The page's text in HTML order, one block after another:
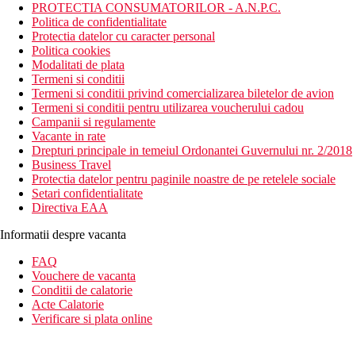
PROTECTIA CONSUMATORILOR - A.N.P.C.
Politica de confidentialitate
Protectia datelor cu caracter personal
Politica cookies
Modalitati de plata
Termeni si conditii
Termeni si conditii privind comercializarea biletelor de avion
Termeni si conditii pentru utilizarea voucherului cadou
Campanii si regulamente
Vacante in rate
Drepturi principale in temeiul Ordonantei Guvernului nr. 2/2018
Business Travel
Protectia datelor pentru paginile noastre de pe retelele sociale
Setari confidentialitate
Directiva EAA
Informatii despre vacanta
FAQ
Vouchere de vacanta
Conditii de calatorie
Acte Calatorie
Verificare si plata online